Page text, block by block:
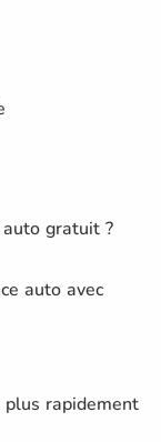
gratuit ?
auto avec
rapidement